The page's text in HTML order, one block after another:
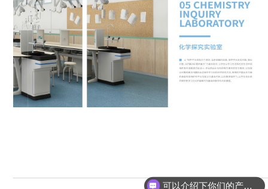
可以介绍下你们的产品么